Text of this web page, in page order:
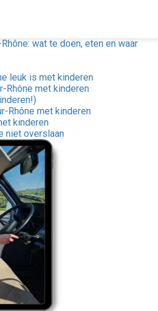
wat te doen, eten en waar
leuk is met kinderen
Rhône met kinderen
Rhône met kinderen
kinderen
niet overslaan